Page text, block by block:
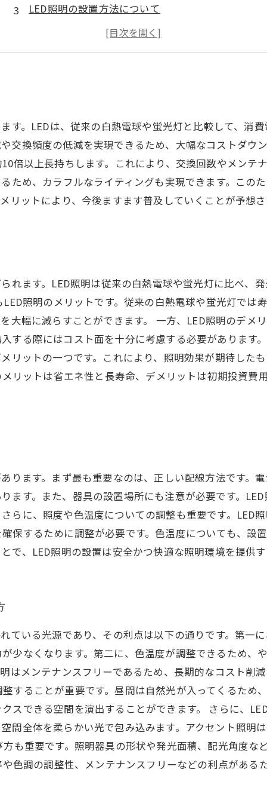
LED照明の設置方法について
室内照明におけるLED照明の効果的な使い方
LED照明の環境負荷について考える
す。LEDは、従来の白熱電球や蛍光灯と比較して、消
交換頻度の低減を実現できるため、大幅なコストダウ
倍以上長持ちします。これにより、交換回数やメンテ
ため、カラフルなライティングも実現できます。この
リットにより、今後ますます普及していくことが予想
れます。LED照明は従来の白熱電球や蛍光灯に比べ、
照明のメリットです。従来の白熱電球や蛍光灯では
大幅に減らすことができます。 一方、LED照明のデメ
する際にはコスト面を十分に考慮する必要があります
リットの一つです。これにより、照明効果が期待した
リットは省エネ性と長寿命、デメリットは初期投資
ります。まず最も重要なのは、正しい配線方法です。
ます。また、器具の設置場所にも注意が必要です。
らに、照度や色温度についての調整も重要です。LED
保するために調整が必要です。色温度についても、設
で、LED照明の設置は安全かつ快適な照明環境を提供
ている光源であり、その利点は以下の通りです。第一
少なくなります。第二に、色温度が調整できるため、
はメンテナンスフリーであるため、長期的なコスト削
することが重要です。昼間は自然光が入ってくるため
スできる空間を演出することができます。 さらに、
間全体を柔らかい光で包み込みます。アクセント照明
も重要です。照明器具の形状や発光面積、配光角度
色調の調整性、メンテナンスフリーなどの利点がある